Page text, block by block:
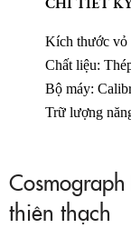
Kích thước vỏ
Chất liệu:
Bộ máy:
Trữ lượng
thiên thạch